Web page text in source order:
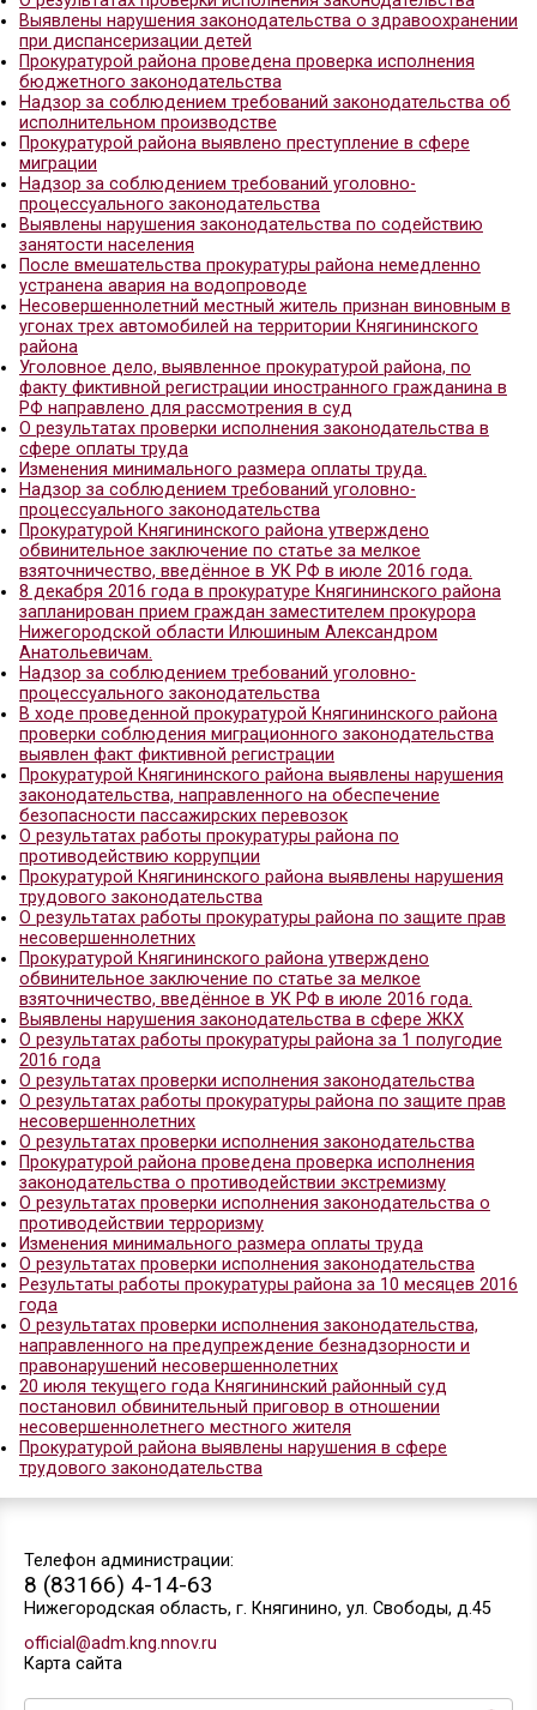
2015 год
Прокуратура Княгининского района выявила
контрафактную продукцию.
ПРЕСС-РЕЛИЗ «ПРОКУРАТУРА ВЫСТУПИЛА В
ТРУДОВЫХ ПРАВ РАБОТНИКОВ СЕЛЬСКОГО
Житель Княгининского района признан
повторном управлении транспортным
состоянии алкогольного опьянения
Надзор за соблюдением требований уголовно-
процессуального законодательства
О результатах работы прокуратуры района по
противодействию коррупции
О результатах проверки исполнения
Выявлены нарушения законодательства о
при диспансеризации детей
Прокуратурой района проведена проверка
бюджетного законодательства
Надзор за соблюдением требований
исполнительном производстве
Прокуратурой района выявлено преступление в
миграции
Надзор за соблюдением требований уголовно-
процессуального законодательства
Выявлены нарушения законодательства по
занятости населения
После вмешательства прокуратуры района
устранена авария на водопроводе
Несовершеннолетний местный житель признан
угонах трех автомобилей на территории
района
Уголовное дело, выявленное прокуратурой
факту фиктивной регистрации иностранного
РФ направлено для рассмотрения в суд
О результатах проверки исполнения
сфере оплаты труда
Изменения минимального размера оплаты труда.
Надзор за соблюдением требований уголовно-
процессуального законодательства
Прокуратурой Княгининского района утверждено
обвинительное заключение по статье за мелкое
взяточничество, введённое в УК РФ в июле 2016
8 декабря 2016 года в прокуратуре
запланирован прием граждан заместителем
Нижегородской области Илюшиным
Анатольевичам.
Надзор за соблюдением требований уголовно-
процессуального законодательства
В ходе проведенной прокуратурой
проверки соблюдения миграционного
выявлен факт фиктивной регистрации
Прокуратурой Княгининского района выявлены
законодательства, направленного на
безопасности пассажирских перевозок
О результатах работы прокуратуры района по
противодействию коррупции
Прокуратурой Княгининского района выявлены
трудового законодательства
О результатах работы прокуратуры района по
несовершеннолетних
Прокуратурой Княгининского района утверждено
взяточничество, введённое в УК РФ в июле 2016
Выявлены нарушения законодательства в
О результатах работы прокуратуры района за 1
2016 года
О результатах проверки исполнения